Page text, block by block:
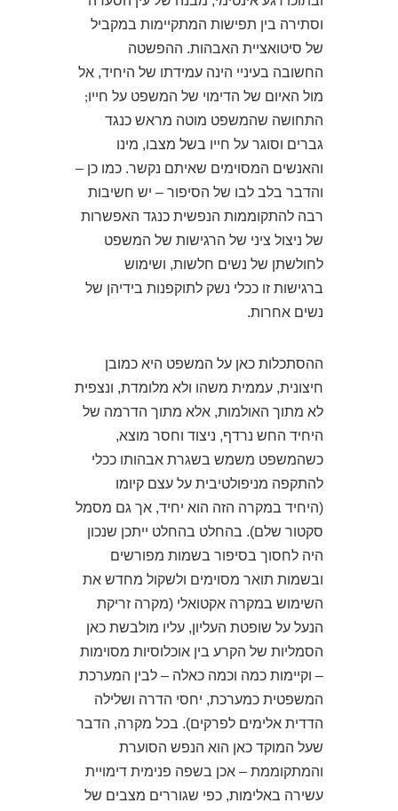
וסתירה בין תפישות המתקיימות במקביל
של סיטואציית האבהות. ההפשטה
החשובה בעיניי הינה עמידתו של היחיד, אל
מול האיום של הדימוי של המשפט על חייו;
התחושה שהמשפט מוטה מראש כנגד
גברים וסוגר על חייו בשל מצבו, מינו
והאנשים המסוימים שאיתם נקשר. כמו כן –
והדבר בלב לבו של הסיפור – יש חשיבות
רבה להתקוממות הנפשית כנגד האפשרות
של ניצול ציני של הרגישות של המשפט
לחולשתן של נשים חלשות, ושימוש
ברגישות זו ככלי נשק לתוקפנות בידיהן של
נשים אחרות.
ההסתכלות כאן על המשפט היא כמובן
חיצונית, עממית משהו ולא מלומדת, ונצפית
לא מתוך האולמות, אלא מתוך הדרמה של
היחיד החש נרדף, ניצוד וחסר מוצא,
כשהמשפט משמש בשגרת אבהותו ככלי
להתקפה מניפולטיבית על עצם קיומו
(היחיד במקרה הזה הוא יחיד, אך גם מסמל
סקטור שלם). בהחלט בהחלט ייתכן שנכון
היה לחסוך בסיפור בשמות מפורשים
ובשמות תואר מסוימים ולשקול מחדש את
השימוש במקרה אקטואלי (מקרה זריקת
הנעל על שופטת העליון, עליו מולבשת כאן
הסמליות של הקרע בין אוכלוסיות מסוימות
– וקיימות כמה וכמה כאלה – לבין המערכת
המשפטית כמערכת, יחסי הדרה ושלילה
הדדית אלימים לפרקים). בכל מקרה, הדבר
שעל המוקד כאן הוא הנפש הסוערת
והמתקוממת – אכן בשפה פנימית דימויית
עשירה באלימות, כפי שגוררים מצבים של